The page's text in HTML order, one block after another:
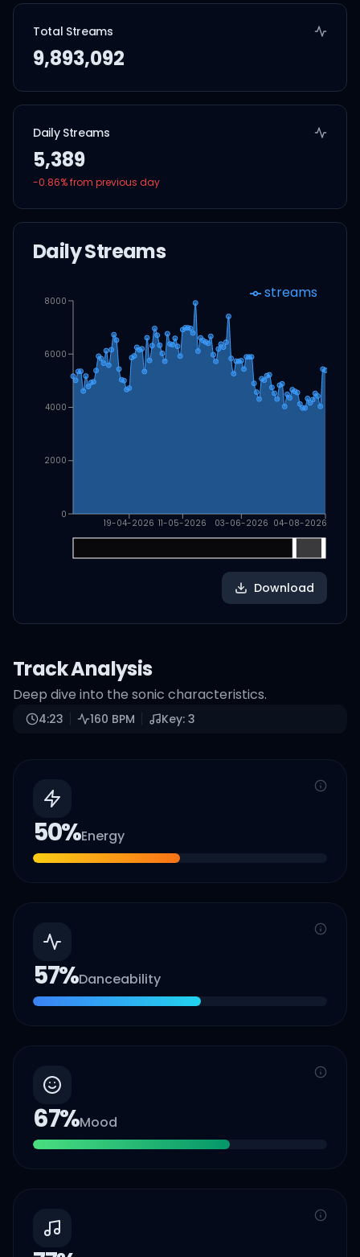
Total Streams
9,893,092
Daily Streams
5,389
-0.86% from previous day
Daily Streams
19-04-2026 11-05-2026 03-06-2026 04-08-2026
0
2000
4000
6000
8000 streams
Download
Track Analysis
Deep dive into the sonic characteristics.
4:23 160 BPM Key: 3
50%Energy
57%Danceability
67%Mood